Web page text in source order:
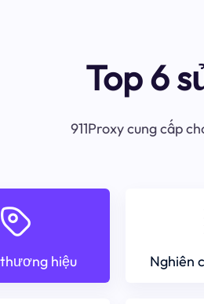
Top 6
911Proxy cung cấp
hiệu Nghiên